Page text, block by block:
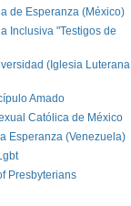
de Esperanza (México)
Inclusiva "Testigos de
(Iglesia Luterana
Amado
Católica de México
Esperanza (Venezuela)
Presbyterians